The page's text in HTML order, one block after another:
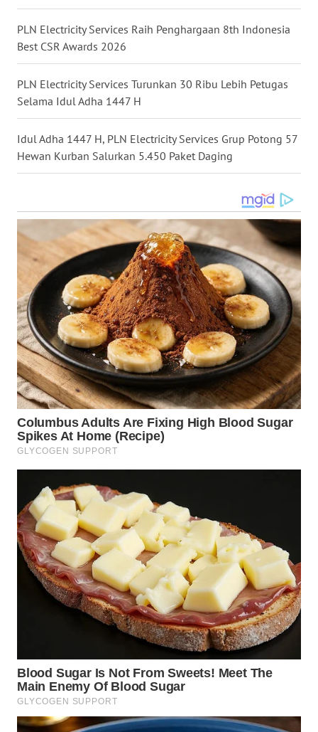
PLN Electricity Services Raih Penghargaan 8th Indonesia
Best CSR Awards 2026
PLN Electricity Services Turunkan 30 Ribu Lebih Petugas
Selama Idul Adha 1447 H
Idul Adha 1447 H, PLN Electricity Services Grup Potong 57
Hewan Kurban Salurkan 5.450 Paket Daging
BINJAI
CIREBON
INDRAMAYU
WN
MAJALENGKA
WN
SUBANG
WN
SUKABUMI
WN
PURWAKARTA
WN
PRIANGAN
TIMUR
WN
SEMARANG
WN
SOLO
WN
MADURA
WN